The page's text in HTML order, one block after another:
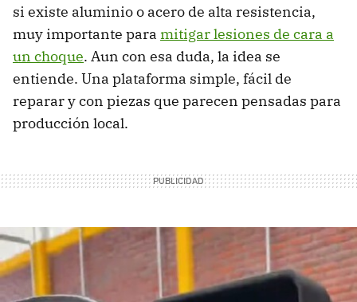
si existe aluminio o acero de alta resistencia,
muy importante para mitigar lesiones de cara a
un choque. Aun con esa duda, la idea se
entiende. Una plataforma simple, fácil de
reparar y con piezas que parecen pensadas para
producción local.